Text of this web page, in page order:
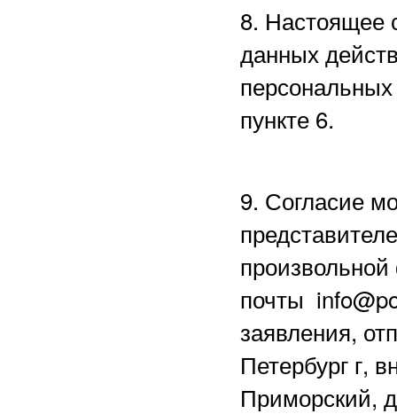
8. Настоящее
данных
пункте 6.
9. Согласие
почты
заявления,
Петербург г,
Приморский,